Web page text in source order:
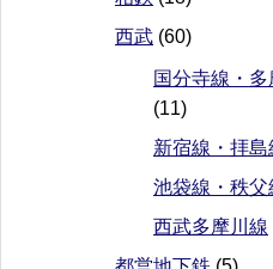
西武 (60)
国分寺線・
(11)
新宿線・拝島
池袋線・秩
西武多摩川線